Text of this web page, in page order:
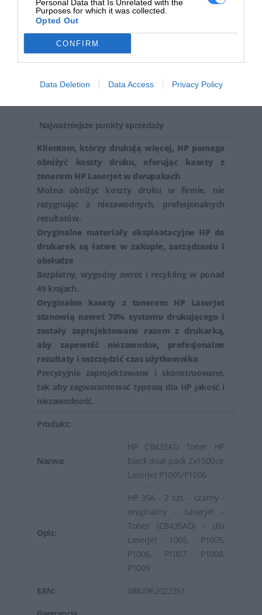
Personal Data that Is Unrelated with the
Purposes for which it was collected.
Opted Out
CONFIRM
Data Deletion Data Access Privacy Policy
Więcej drukując, można więcej zaoszczędzić.
Dwupaki kaset z czarnym tonerem HP LaserJet
pozwalają obniżyć koszty druku w firmie bez
rezygnacji z jednolitych, profesjonalnych
drukowania, jakie zapewniają oryginalne kasety
Najważniejsze punkty sprzedaży
Klientom, którzy drukują więcej, HP pomaga
obniżyć koszty druku, oferując kasety z
tonerem HP LaserJet w dwupakach
Można obniżyć koszty druku w firmie, nie
rezygnując z niezawodnych, profesjonalnych
rezultatów.
Oryginalne materiały eksploatacyjne HP do
drukarek są łatwe w zakupie, zarządzaniu i
obsłudze
Bezpłatny, wygodny zwrot i recykling w ponad
49 krajach.
Oryginalne kasety z tonerem HP LaserJet
stanowią nawet 70% systemu drukującego i
zostały zaprojektowane razem z drukarką,
aby zapewnić niezawodne, profesjonalne
rezultaty i oszczędzić czas użytkownika
Precyzyjnie zaprojektowane i skonstruowane,
tak aby zagwarantować typową dla HP jakość i
niezawodność.
Produkt:
Nazwa:
HP CB435AD Toner HP
black dual pack 2x1500str
LaserJet P1005/P1006
Opis:
HP 35A - 2 szt. - czarny -
oryginalny - LaserJet -
Toner (CB435AD) - dla
LaserJet 1005, P1005,
P1006, P1007, P1008,
P1009
EAN: 0884962022351